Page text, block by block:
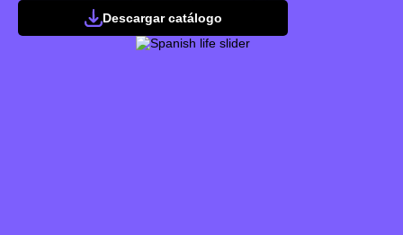
Descargar catálogo